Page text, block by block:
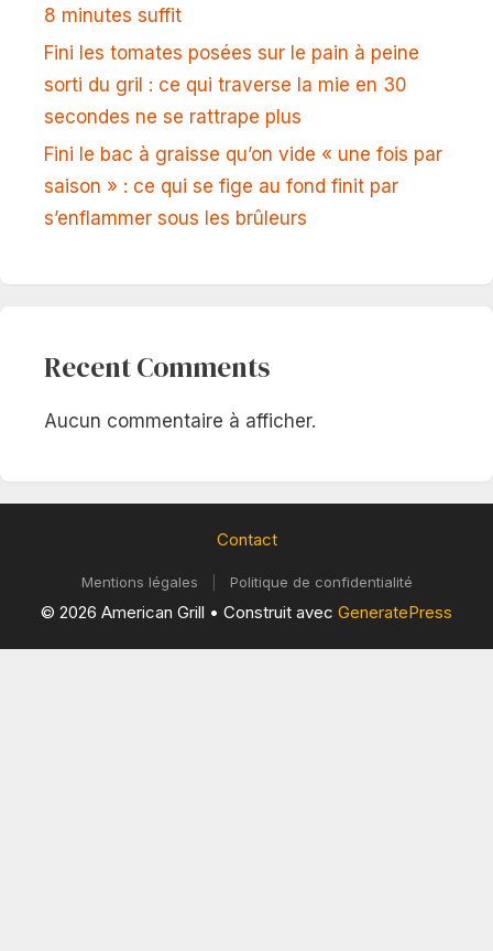
8 minutes suffit
Fini les tomates posées sur le pain à peine
sorti du gril : ce qui traverse la mie en 30
secondes ne se rattrape plus
Fini le bac à graisse qu’on vide « une fois par
saison » : ce qui se fige au fond finit par
s’enflammer sous les brûleurs
Recent Comments
Aucun commentaire à afficher.
Contact
Mentions légales Politique de confidentialité
© 2026 American Grill • Construit avec GeneratePress